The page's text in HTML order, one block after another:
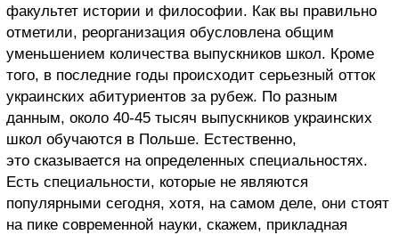
факультет истории и философии. Как вы правильно
отметили, реорганизация обусловлена общим
уменьшением количества выпускников школ. Кроме
того, в последние годы происходит серьезный отток
украинских абитуриентов за рубеж. По разным
данным, около 40-45 тысяч выпускников украинских
школ обучаются в Польше. Естественно,
это сказывается на определенных специальностях.
Есть специальности, которые не являются
популярными сегодня, хотя, на самом деле, они стоят
на пике современной науки, скажем, прикладная